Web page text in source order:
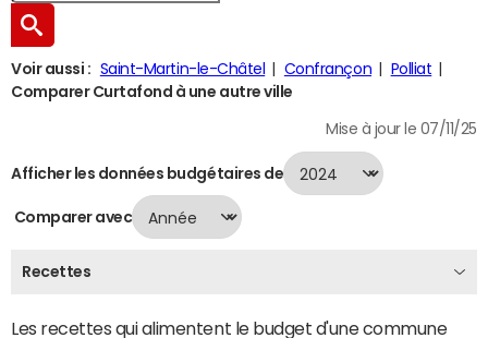
Voir aussi : Saint-Martin-le-Châtel Confrançon
Polliat
Comparer Curtafond à une autre ville
Mise à jour le 07/11/25
Afficher les données budgétaires de
Comparer avec
Recettes
Les recettes qui alimentent le budget d'une commune